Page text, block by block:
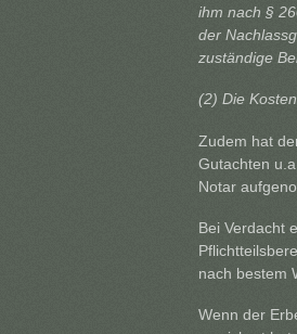
ihm nach §
der
zuständige
(2) Die
Zudem hat
Gutachten
Notar
Bei Verdacht
nach bestem
Wenn der